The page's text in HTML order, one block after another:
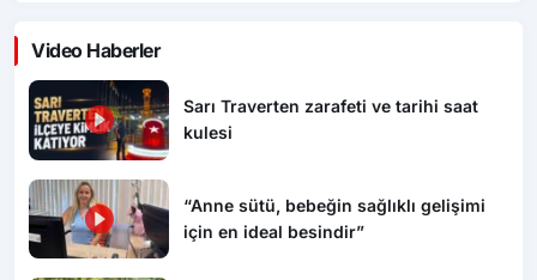
Video Haberler
Sarı Traverten zarafeti ve tarihi saat
kulesi
“Anne sütü, bebeğin sağlıklı gelişimi
için en ideal besindir”